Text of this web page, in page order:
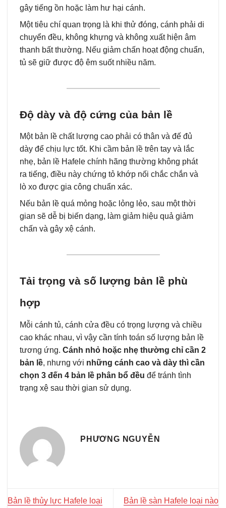
gây tiếng ồn hoặc làm hư hại cánh.
Một tiêu chí quan trọng là khi thử đóng, cánh phải di
chuyển đều, không khựng và không xuất hiện âm
thanh bất thường. Nếu giảm chấn hoạt động chuẩn,
tủ sẽ giữ được độ êm suốt nhiều năm.
Độ dày và độ cứng của bản lề
Một bản lề chất lượng cao phải có thân và đế đủ
dày để chịu lực tốt. Khi cầm bản lề trên tay và lắc
nhẹ, bản lề Hafele chính hãng thường không phát
ra tiếng, điều này chứng tỏ khớp nối chắc chắn và
lò xo được gia công chuẩn xác.
Nếu bản lề quá mỏng hoặc lỏng lẻo, sau một thời
gian sẽ dễ bị biến dạng, làm giảm hiệu quả giảm
chấn và gây xệ cánh.
Tải trọng và số lượng bản lề phù
hợp
Mỗi cánh tủ, cánh cửa đều có trọng lượng và chiều
cao khác nhau, vì vậy cần tính toán số lượng bản lề
tương ứng. Cánh nhỏ hoặc nhẹ thường chỉ cần 2
bản lề, nhưng với những cánh cao và dày thì cần
chọn 3 đến 4 bản lề phân bổ đều để tránh tình
trạng xệ sau thời gian sử dụng.
PHƯƠNG NGUYỄN
Bản lề thủy lực Hafele loại
Bản lề sàn Hafele loại nào